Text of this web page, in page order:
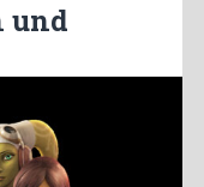
und